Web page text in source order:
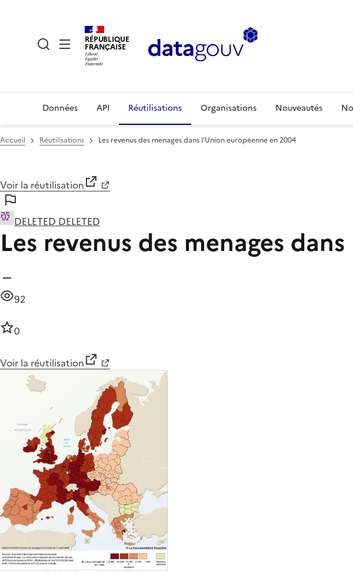
RÉPUBLIQUE
FRANÇAISE
Données API Réutilisations Organisations Nouveautés
Accueil Réutilisations Les revenus des menages dans l'Union européenne en 2004
Voir la réutilisation
DELETED DELETED
Les revenus des menages
92
0
Voir la réutilisation